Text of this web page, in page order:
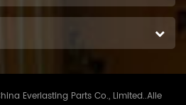
Everlasting Parts Co., Limited..Alle